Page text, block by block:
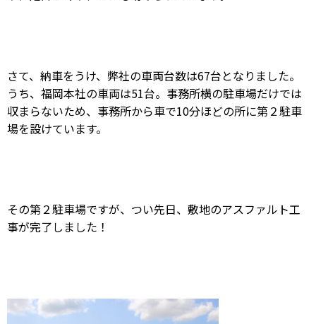
さて、納車をうけ、弊社の車両台数は67台となりました。
うち、福岡本社の車両は51台。事務所横の駐車場だけでは
収まらないため、事務所から車で10分ほどの所に第２駐車
場を設けています。
その第２駐車場ですが、つい先日、敷地のアスファルト工
事が完了しました！